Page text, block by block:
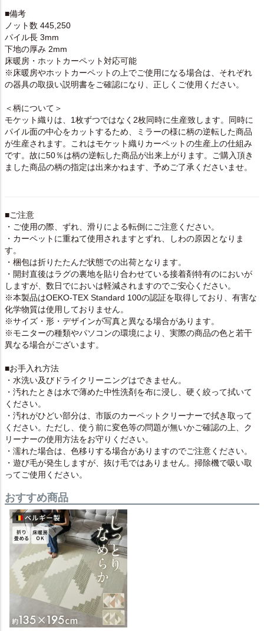
■備考
ノット数 445,250
パイル長 3mm
下地の厚み 2mm
床暖房・ホットカーペット対応可能
※床暖房やホットカーペットの上でご使用になる場合は、それぞれ
の器具の取扱い説明書をご確認になり、正しくご使用ください。
＜柄について＞
モケット織りは、1枚ずつではなく2枚同時に生産致します。同時に
パイル面の中心をカットするため、ミラーの様に柄の逆転した商品
が生産されます。これはモケット織りカーペットの生産上の仕組み
です。故に50％は柄の逆転した商品が出来上がります。ご購入頂き
ました商品の柄の指定は出来かねます、予めご了承くださいませ。
■ご注意
・ご使用の際、ずれ、滑りによる転倒にご注意ください。
・カーペットに重ねて使用されますとずれ、しわの原因となりま
す。
・梱包は折りたたんだ状態での出荷となります。
・開封直後はラグの裏地を貼り合わせている接着剤特有のにおいが
しますが、数日でにおいは軽減されますのでご安心ください。
※本製品はOEKO-TEX Standard 100の認証を取得しており、有害な
化学物質は使用しておりません。
※サイズ・形・デザインが写真と異なる場合があります。
※モニターの種類やパソコンの環境により、実際の商品の色と若干
異なる場合がございます。
■お手入れ方法
・水洗い及びドライクリーニングはできません。
・汚れたときは水で薄めた中性洗剤を布に浸し、硬く絞って拭いて
ください。
・汚れがひどい部分は、市販のカーペットクリーナーで拭き取って
ください。ただし、使う前に変色等の問題が無いかご確認の上、ク
リーナーの使用方法をお守りください。
・濡れた場合は、色移りする場合がありますのでご注意ください。
・遊び毛が発生しますが、抜け毛ではありません。掃除機で吸い取
ってご使用ください。
おすすめ商品